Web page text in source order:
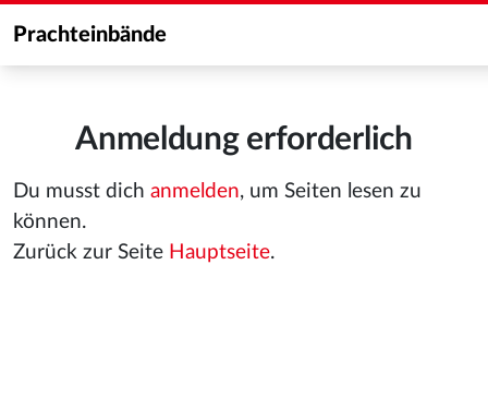
Prachteinbände
Anmeldung erforderlich
Du musst dich anmelden, um Seiten lesen zu
können.
Zurück zur Seite Hauptseite.